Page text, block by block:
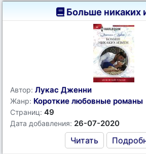
Больше никаких
Автор: Лукас Дженни
Жанр: Короткие любовные романы
Страниц: 49
Дата добавления: 26-07-2020
Читать